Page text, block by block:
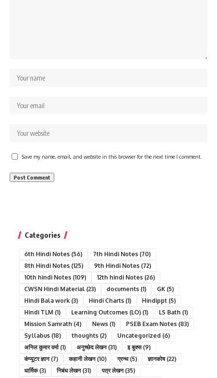
Save my name, email, and website in this browser for the next time I comment.
Categories
6th Hindi Notes (56) 7th Hindi Notes (70)
8th Hindi Notes (125) 9th Hindi Notes (72)
10th hindi Notes (109) 12th hindi Notes (26)
CWSN Hindi Material (23) documents (1) GK (5)
Hindi Bala work (3) Hindi Charts (1) Hindippt (5)
Hindi TLM (1) Learning Outcomes (LO) (1) LS Bath (1)
Mission Samrath (4) News (1) PSEB Exam Notes (83)
Syllabus (18) thoughts (2) Uncategorized (6)
अनिल कुमार वर्मा(1) अनुच्छेद लेखन(31) इ बुक्स(9)
कंप्यूटर ज्ञान(7) कहानी लेखन(10) ग्रन्थ(5) ज्ञानकोष(22)
धार्मिक(3) निबंध लेखन(31) पत्र लेखन(35)